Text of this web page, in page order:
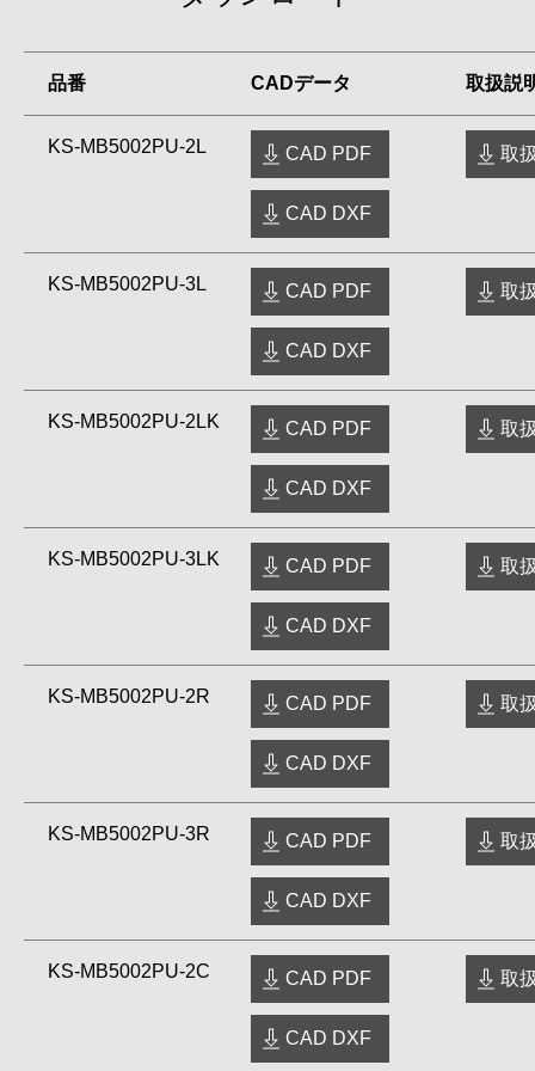
品番 CADデータ 取扱説
KS-MB5002PU-2L CAD PDF
CAD DXF
取
KS-MB5002PU-3L CAD PDF
CAD DXF
取
KS-MB5002PU-2LK CAD PDF
CAD DXF
取
KS-MB5002PU-3LK CAD PDF
CAD DXF
取
KS-MB5002PU-2R CAD PDF
CAD DXF
取
KS-MB5002PU-3R CAD PDF
CAD DXF
取
KS-MB5002PU-2C CAD PDF
CAD DXF
取